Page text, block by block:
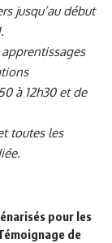
jusqu’au début
à 12h30 et de
toutes les
.
pour les
de